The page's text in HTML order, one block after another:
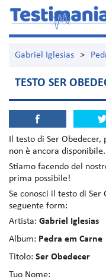
Gabriel Iglesias >
TESTO SER
Il testo di Ser Obedecer,
non è ancora disponibile.
Stiamo facendo del
prima possibile!
Se conosci il testo di Ser
seguente form:
Artista: Gabriel Iglesias
Album: Pedra em Carne
Titolo: Ser Obedecer
Tuo Nome: